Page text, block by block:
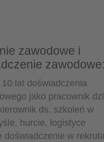
zawodowe i
zawodowe:
10 lat doświadczenia
jako pracownik
ds. szkoleń w
hurcie, logistyce
doświadczenie w